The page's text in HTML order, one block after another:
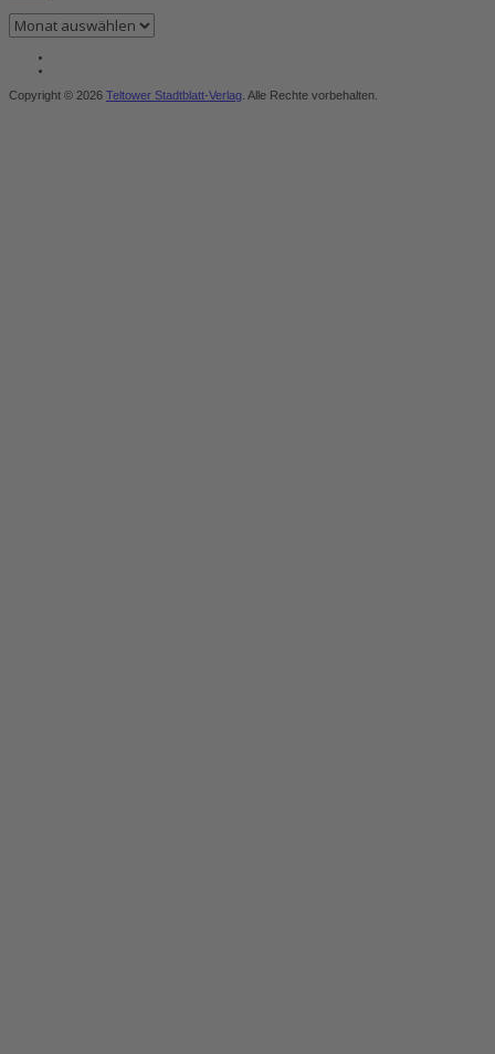
Archiv
Copyright © 2026 Teltower Stadtblatt-Verlag . Alle Rechte vorbehalten.